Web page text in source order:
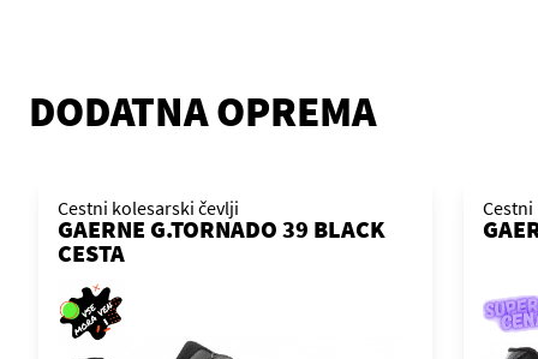
DODATNA OPREMA
Cestni kolesarski čevlji
GAERNE G.TORNADO 39 BLACK
CESTA